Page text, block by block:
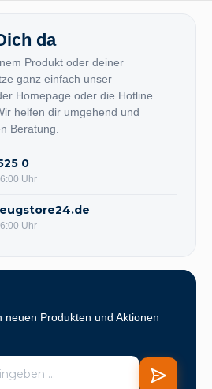
da
Produkt oder deiner
ganz einfach unser
Homepage oder die Hotline
helfen dir umgehend und
Beratung.
0
Uhr
Uhr
neuen Produkten und Aktionen